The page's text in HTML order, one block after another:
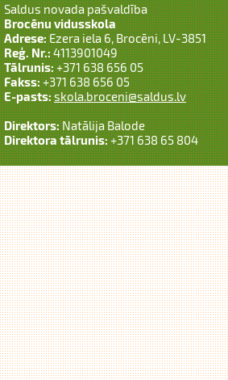
Saldus novada pašvaldība
Brocēnu vidusskola
Adrese:Ezera iela 6, Brocēni, LV-3851
Reģ. Nr.:4113901049
Tālrunis:+371 638 656 05
Fakss:+371 638 656 05
E-pasts:skola.broceni@saldus.lv
Direktors:Natālija Balode
Direktora tālrunis:+371 638 65 804